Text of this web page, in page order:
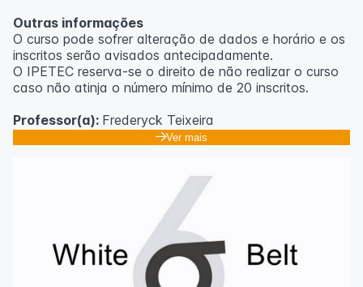
Outras informações
O curso pode sofrer alteração de dados e horário e os
inscritos serão avisados ​​antecipadamente.
O IPETEC reserva-se o direito de não realizar o curso
caso não atinja o número mínimo de 20 inscritos.
Professor(a): Frederyck Teixeira
Ver mais